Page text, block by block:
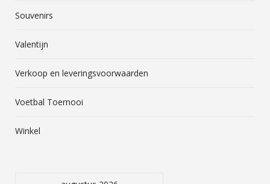
Souvenirs
Valentijn
Verkoop en leveringsvoorwaarden
Voetbal Toernooi
Winkel